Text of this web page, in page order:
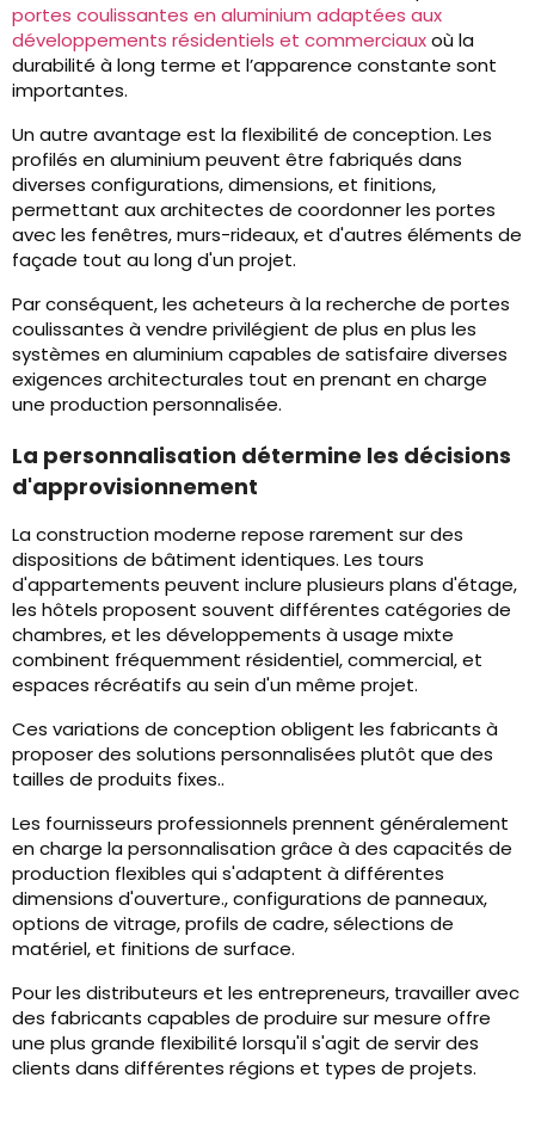
portes coulissantes en aluminium adaptées aux
développements résidentiels et commerciauxoù la
durabilité à long terme et l’apparence constante sont
importantes.
Un autre avantage est la flexibilité de conception. Les
profilés en aluminium peuvent être fabriqués dans
diverses configurations, dimensions, et finitions,
permettant aux architectes de coordonner les portes
avec les fenêtres, murs-rideaux, et d'autres éléments de
façade tout au long d'un projet.
Par conséquent, les acheteurs à la recherche de portes
coulissantes à vendre privilégient de plus en plus les
systèmes en aluminium capables de satisfaire diverses
exigences architecturales tout en prenant en charge
une production personnalisée.
La personnalisation détermine les décisions
d'approvisionnement
La construction moderne repose rarement sur des
dispositions de bâtiment identiques. Les tours
d'appartements peuvent inclure plusieurs plans d'étage,
les hôtels proposent souvent différentes catégories de
chambres, et les développements à usage mixte
combinent fréquemment résidentiel, commercial, et
espaces récréatifs au sein d'un même projet.
Ces variations de conception obligent les fabricants à
proposer des solutions personnalisées plutôt que des
tailles de produits fixes..
Les fournisseurs professionnels prennent généralement
en charge la personnalisation grâce à des capacités de
production flexibles qui s'adaptent à différentes
dimensions d'ouverture., configurations de panneaux,
options de vitrage, profils de cadre, sélections de
matériel, et finitions de surface.
Pour les distributeurs et les entrepreneurs, travailler avec
des fabricants capables de produire sur mesure offre
une plus grande flexibilité lorsqu'il s'agit de servir des
clients dans différentes régions et types de projets.